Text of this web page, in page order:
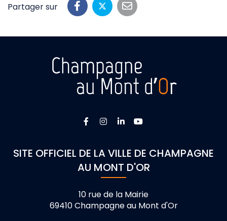
Partager sur
Lien vers le compte Facebook
Lien vers le compte
Lien vers le compte
SITE OFFICIEL DE LA VILLE DE CHAMPAGNE
AU MONT D'OR
10 rue de la Mairie
69410 Champagne au Mont d'Or